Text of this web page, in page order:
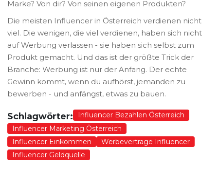
Marke? Von dir? Von seinen eigenen Produkten?
Die meisten Influencer in Österreich verdienen nicht
viel. Die wenigen, die viel verdienen, haben sich nicht
auf Werbung verlassen - sie haben sich selbst zum
Produkt gemacht. Und das ist der größte Trick der
Branche: Werbung ist nur der Anfang. Der echte
Gewinn kommt, wenn du aufhörst, jemanden zu
bewerben - und anfängst, etwas zu bauen.
Schlagwörter:
Influencer Bezahlen Österreich
Influencer Marketing Österreich
Influencer Einkommen
Werbeverträge Influencer
Influencer Geldquelle